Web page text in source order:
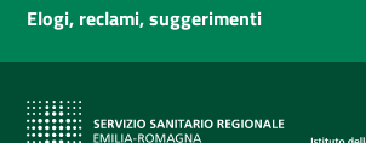
Elogi, reclami, suggerimenti